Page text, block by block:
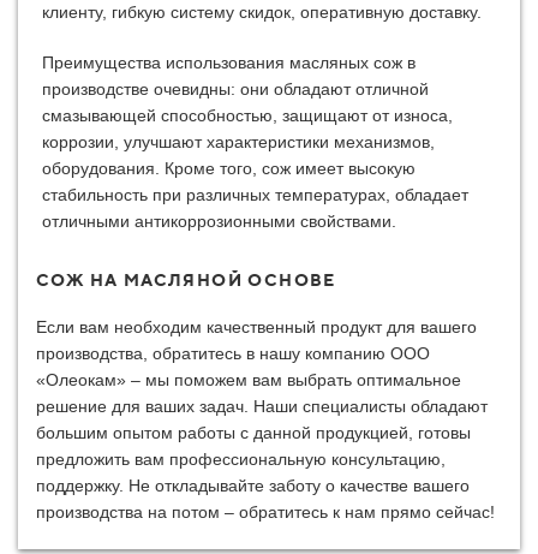
клиенту, гибкую систему скидок, оперативную доставку.
Преимущества использования масляных сож в
производстве очевидны: они обладают отличной
смазывающей способностью, защищают от износа,
коррозии, улучшают характеристики механизмов,
оборудования. Кроме того, сож имеет высокую
стабильность при различных температурах, обладает
отличными антикоррозионными свойствами.
СОЖ НА МАСЛЯНОЙ ОСНОВЕ
Если вам необходим качественный продукт для вашего
производства, обратитесь в нашу компанию ООО
«Олеокам» – мы поможем вам выбрать оптимальное
решение для ваших задач. Наши специалисты обладают
большим опытом работы с данной продукцией, готовы
предложить вам профессиональную консультацию,
поддержку. Не откладывайте заботу о качестве вашего
производства на потом – обратитесь к нам прямо сейчас!